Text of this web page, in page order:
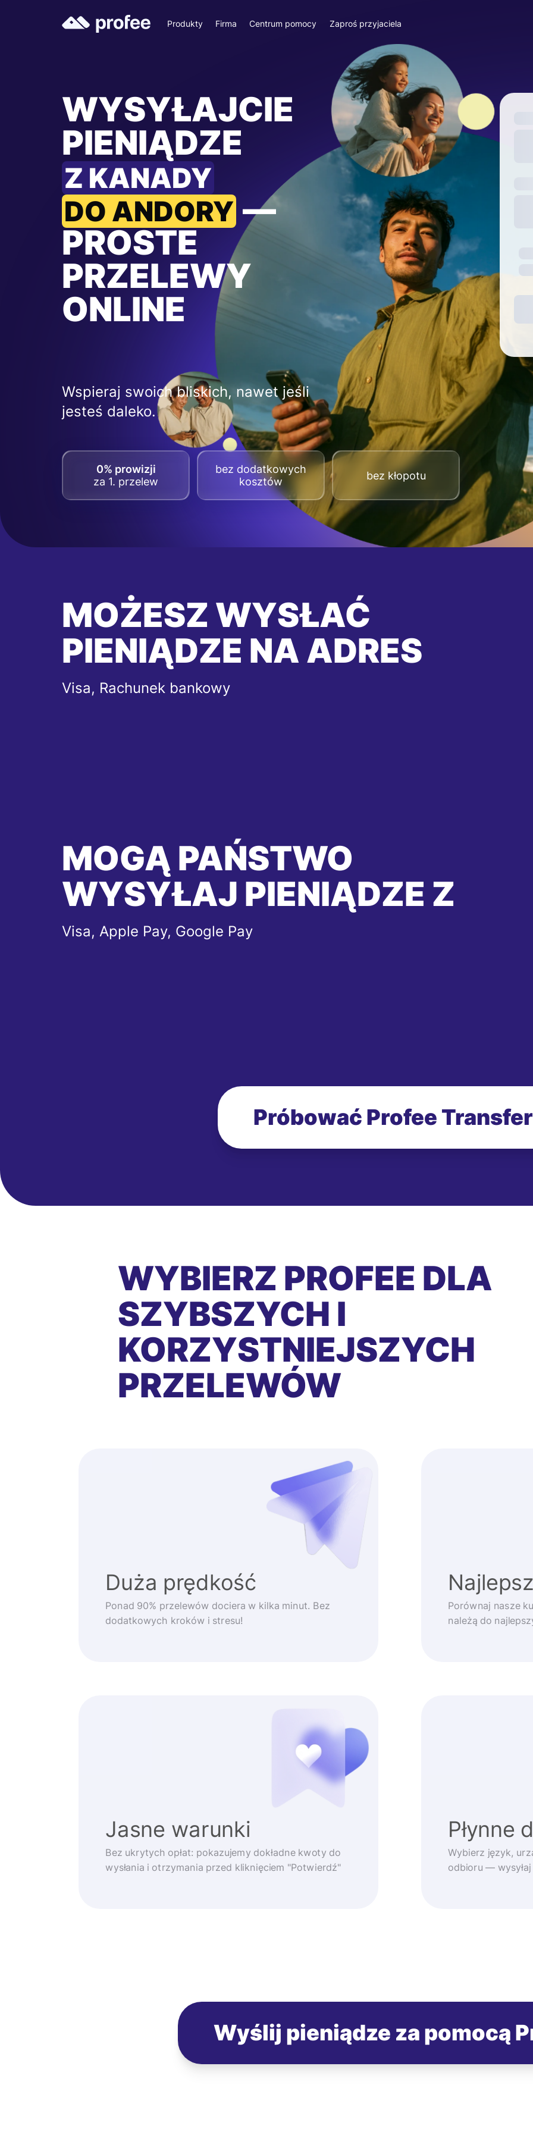
Produkty Firma Centrum pomocy Zaproś przyjaciela
WYSYŁAJCIE
PIENIĄDZE
Z KANADY
DO ANDORY —
PROSTE
PRZELEWY
ONLINE
Wspieraj swoich bliskich, nawet jeśli
jesteś daleko.
0% prowizji
za 1. przelew
bez dodatkowych
kosztów
bez kłopotu
MOŻESZ WYSŁAĆ
PIENIĄDZE NA ADRES
Visa, Rachunek bankowy
MOGĄ PAŃSTWO
WYSYŁAJ PIENIĄDZE Z
Visa, Apple Pay, Google Pay
Próbować Profee
WYBIERZ PROFEE DLA
SZYBSZYCH I
KORZYSTNIEJSZYCH
PRZELEWÓW
Duża prędkość
Ponad 90% przelewów dociera w kilka minut. Bez
dodatkowych kroków i stresu!
Porównaj nasze
należą do
Jasne warunki
Bez ukrytych opłat: pokazujemy dokładne kwoty do
wysłania i otrzymania przed kliknięciem "Potwierdź"
Płynne
Wybierz język,
odbioru —
Wyślij pieniądze za pomocą